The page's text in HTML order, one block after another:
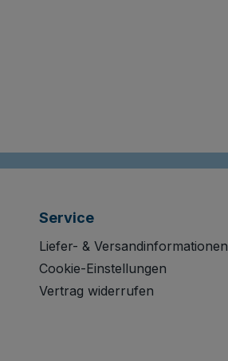
Service
Liefer- & Versandinformationen
Cookie-Einstellungen
Vertrag widerrufen